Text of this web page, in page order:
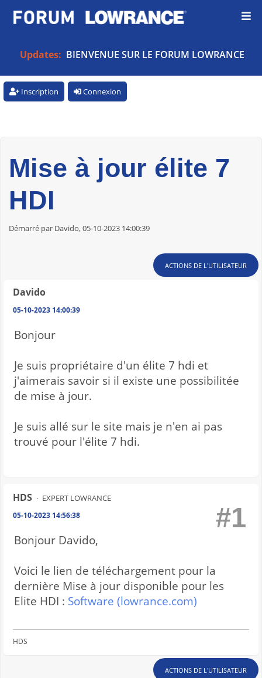
Updates: BIENVENUE SUR LE FORUM LOWRANCE
Inscription Connexion
Mise à jour élite 7
HDI
Démarré par Davido, 05-10-2023 14:00:39
ACTIONS DE L'UTILISATEUR
Davido
05-10-2023 14:00:39
Bonjour
Je suis propriétaire d'un élite 7 hdi et
j'aimerais savoir si il existe une possibilitée
de mise à jour.
Je suis allé sur le site mais je n'en ai pas
trouvé pour l'élite 7 hdi.
HDS EXPERT LOWRANCE
05-10-2023 14:56:38 #1
Bonjour Davido,
Voici le lien de téléchargement pour la
dernière Mise à jour disponible pour les
Elite HDI : Software (lowrance.com)
HDS
ACTIONS DE L'UTILISATEUR